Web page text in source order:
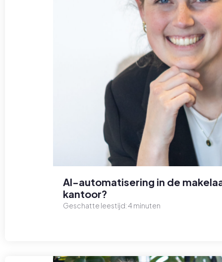
AI-automatisering in de
kantoor?
Geschatte leestijd:4 minuten